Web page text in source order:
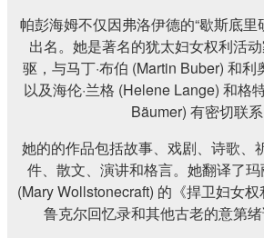
帕彭海姆不仅因弗洛伊德的“歇斯底里
出名。她是著名的犹太妇女权利活
驱，与马丁·布伯 (Martin Buber) 和利
以及海伦·兰格 (Helene Lange) 和格
Bäumer) 有密切联系
她的的作品包括故事、戏剧、诗歌、
件、散文、演讲和格言。她翻译了玛
(Mary Wollstonecraft) 的《捍卫妇女
鲁克尔回忆录和其他古老的意第绪